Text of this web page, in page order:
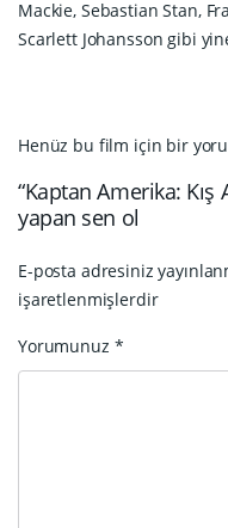
Mackie, Sebastian Stan,
Scarlett Johansson gibi
“Kaptan Amerika:
yapan sen ol
E-posta adresiniz
işaretlenmişlerdir
Yorumunuz *
Henüz bu film için bir